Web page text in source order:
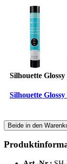
Silhouette
Silhouette
Beide in den